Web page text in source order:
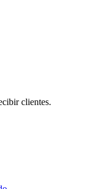
clientes.